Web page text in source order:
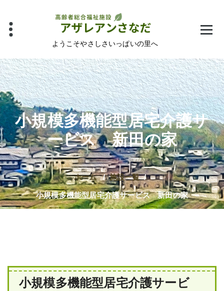
へ
ス
キ
ッ
プ
ようこそやさしさいっぱいの里へ
小規模多機能型居宅介護サ
ービス 新田の家
ホーム/施設一覧/
小規模多機能型居宅介護サービス 新田の家
小規模多機能型居宅介護サービ